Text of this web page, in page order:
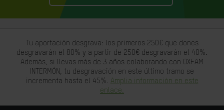
Tu aportación desgrava: los primeros 250€ que dones
desgravarán el 80% y a partir de 250€ desgravarán el 40%.
Además, si llevas más de 3 años colaborando con OXFAM
INTERMÓN, tu desgravación en este último tramo se
incrementa hasta el 45%. Amplia información en este
enlace.